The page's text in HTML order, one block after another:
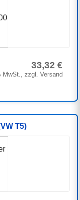
33,32 €
MwSt., zzgl. Versand
T5)